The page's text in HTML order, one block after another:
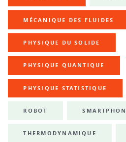
MÉCANIQUE DES FLUIDES
PHYSIQUE DU SOLIDE
PHYSIQUE QUANTIQUE
PHYSIQUE STATISTIQUE
ROBOT
THERMODYNAMIQUE